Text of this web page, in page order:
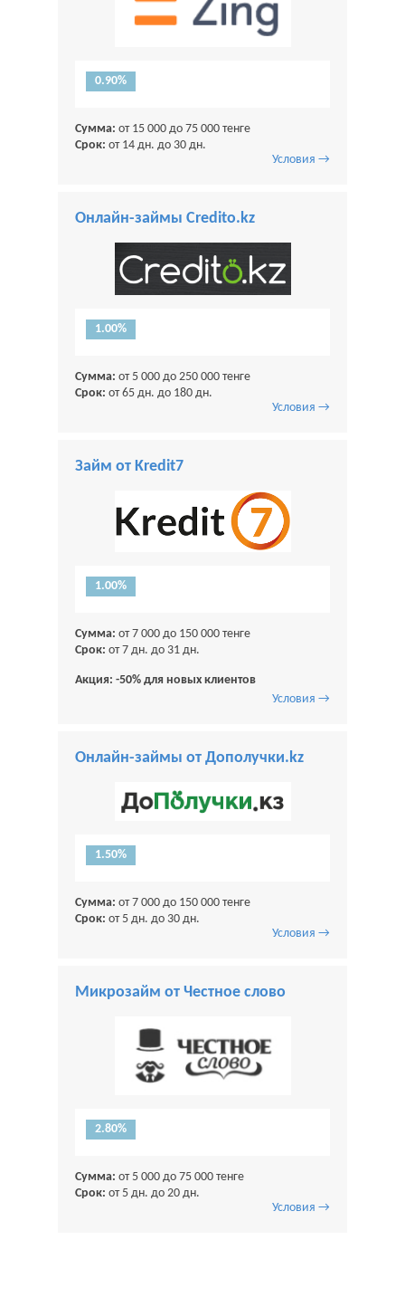
0.90%
Сумма: от 15 000 до 75 000 тенге
Срок: от 14 дн. до 30 дн.
Условия →
Онлайн-займы Credito.kz
1.00%
Сумма: от 5 000 до 250 000 тенге
Срок: от 65 дн. до 180 дн.
Условия →
Займ от Kredit7
1.00%
Сумма: от 7 000 до 150 000 тенге
Срок: от 7 дн. до 31 дн.
Акция: -50% для новых клиентов
Условия →
Онлайн-займы от Дополучки.kz
1.50%
Сумма: от 7 000 до 150 000 тенге
Срок: от 5 дн. до 30 дн.
Условия →
Микрозайм от Честное слово
2.80%
Сумма: от 5 000 до 75 000 тенге
Срок: от 5 дн. до 20 дн.
Условия →